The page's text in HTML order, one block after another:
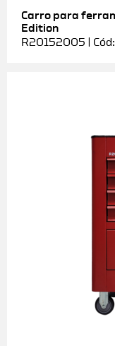
Carro para
Edition
R20152005 |